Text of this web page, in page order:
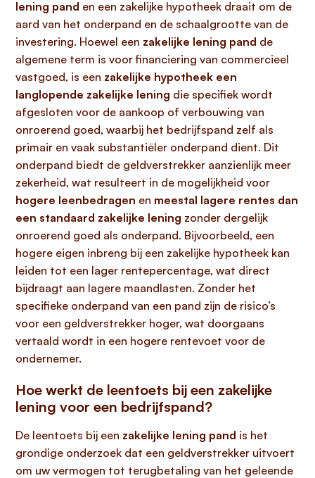
lening pand en een zakelijke hypotheek draait om de
aard van het onderpand en de schaalgrootte van de
investering. Hoewel een zakelijke lening pand de
algemene term is voor financiering van commercieel
vastgoed, is een zakelijke hypotheek een
langlopende zakelijke lening die specifiek wordt
afgesloten voor de aankoop of verbouwing van
onroerend goed, waarbij het bedrijfspand zelf als
primair en vaak substantiëler onderpand dient. Dit
onderpand biedt de geldverstrekker aanzienlijk meer
zekerheid, wat resulteert in de mogelijkheid voor
hogere leenbedragen en meestal lagere rentes dan
een standaard zakelijke lening zonder dergelijk
onroerend goed als onderpand. Bijvoorbeeld, een
hogere eigen inbreng bij een zakelijke hypotheek kan
leiden tot een lager rentepercentage, wat direct
bijdraagt aan lagere maandlasten. Zonder het
specifieke onderpand van een pand zijn de risico’s
voor een geldverstrekker hoger, wat doorgaans
vertaald wordt in een hogere rentevoet voor de
ondernemer.
Hoe werkt de leentoets bij een zakelijke
lening voor een bedrijfspand?
De leentoets bij een zakelijke lening pand is het
grondige onderzoek dat een geldverstrekker uitvoert
om uw vermogen tot terugbetaling van het geleende